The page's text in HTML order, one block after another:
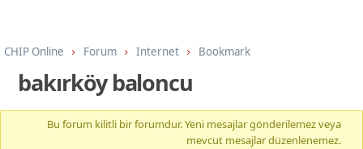
CHIP Online Forum Internet Bookmark
bakırköy baloncu
Bu forum kilitli bir forumdur. Yeni mesajlar gönderilemez veya
mevcut mesajlar düzenlenemez.